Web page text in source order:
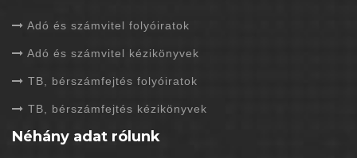
Adó és számvitel folyóiratok
Adó és számvitel kézikönyvek
TB, bérszámfejtés folyóiratok
TB, bérszámfejtés kézikönyvek
Néhány adat rólunk